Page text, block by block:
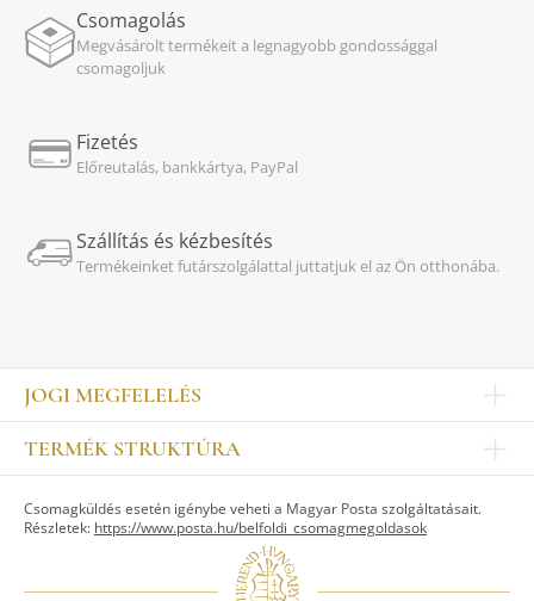
Csomagolás
Megvásárolt termékeit a legnagyobb gondossággal
csomagoljuk
Fizetés
Előreutalás, bankkártya, PayPal
Szállítás és kézbesítés
Termékeinket futárszolgálattal juttatjuk el az Ön otthonába.
JOGI MEGFELELÉS
Impresszum
Kapcsolat
Jogi nyilatkozat
TERMÉK STRUKTÚRA
ASZTALKULTÚRA
Csomagküldés esetén igénybe veheti a Magyar Posta szolgáltatásait.
Részletek: https://www.posta.hu/belfoldi_csomagmegoldasok